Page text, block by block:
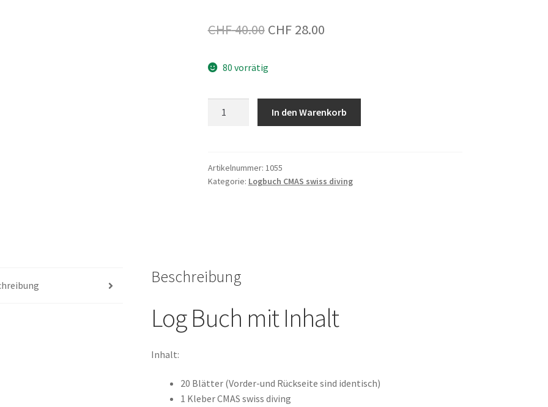
CHF40.00 Ursprünglicher
war:
CHF 40.00
CHF28.00Aktueller
CHF 28.00.
80 vorrätig
In den Warenkorb
Artikelnummer: 1055
Kategorie: Logbuch CMAS swiss diving
Beschreibung
Log Buch mit Inhalt
Inhalt:
20 Blätter (Vorder-und Rückseite sind identisch)
1 Kleber CMAS swiss diving